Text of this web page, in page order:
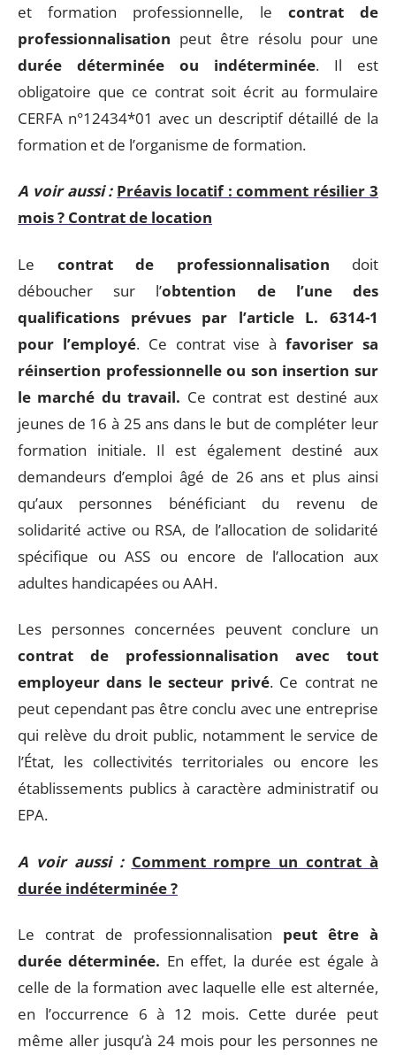
et formation professionnelle, le contrat de
professionnalisation peut être résolu pour une
durée déterminée ou indéterminée. Il est
obligatoire que ce contrat soit écrit au formulaire
CERFA n°12434*01 avec un descriptif détaillé de la
formation et de l’organisme de formation.
A voir aussi : Préavis locatif : comment résilier 3
mois ? Contrat de location
Le contrat de professionnalisation doit
déboucher sur l’obtention de l’une des
qualifications prévues par l’article L. 6314-1
pour l’employé. Ce contrat vise àfavoriser sa
réinsertion professionnelle ou son insertion sur
le marché du travail. Ce contrat est destiné aux
jeunes de 16 à 25 ans dans le but de compléter leur
formation initiale. Il est également destiné aux
demandeurs d’emploi âgé de 26 ans et plus ainsi
qu’aux personnes bénéficiant du revenu de
solidarité active ou RSA, de l’allocation de solidarité
spécifique ou ASS ou encore de l’allocation aux
adultes handicapées ou AAH.
Les personnes concernées peuvent conclure un
contrat de professionnalisation avec tout
employeur dans le secteur privé. Ce contrat ne
peut cependant pas être conclu avec une entreprise
qui relève du droit public, notamment le service de
l’État, les collectivités territoriales ou encore les
établissements publics à caractère administratif ou
EPA.
A voir aussi : Comment rompre un contrat à
durée indéterminée ?
Le contrat de professionnalisation peut être à
durée déterminée. En effet, la durée est égale à
celle de la formation avec laquelle elle est alternée,
en l’occurrence 6 à 12 mois. Cette durée peut
même aller jusqu’à 24 mois pour les personnes ne